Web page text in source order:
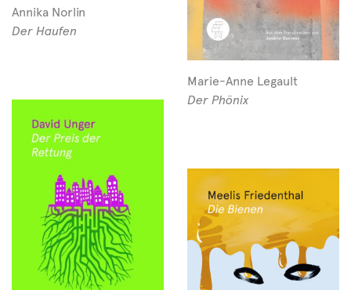
Annika Norlin
Der Haufen
Marie-Anne Legault
Der Phönix